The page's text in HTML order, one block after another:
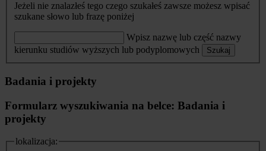
Jeżeli nie znalazłeś tego czego szukałeś zawsze możesz wpisać
szukane słowo lub frazę poniżej
Wpisz nazwę lub część nazwy
kierunku studiów wyższych lub podyplomowych
Szukaj
Badania i projekty
Formularz wyszukiwania na belce: Badania i
projekty
lokalizacja: